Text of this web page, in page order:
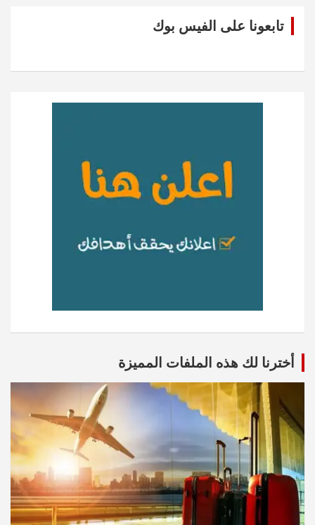
تابعونا على الفيس بوك
أخترنا لك هذه الملفات المميزة